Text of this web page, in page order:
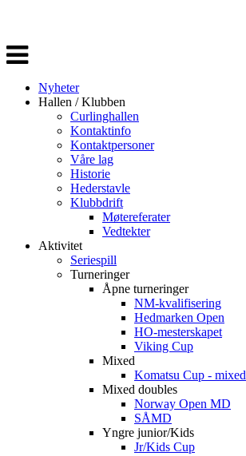
Veksle
navigasjon
Nyheter
Hallen / Klubben
Curlinghallen
Kontaktinfo
Kontaktpersoner
Våre lag
Historie
Hederstavle
Klubbdrift
Møtereferater
Vedtekter
Aktivitet
Seriespill
Turneringer
Åpne turneringer
NM-kvalifisering
Hedmarken Open
HO-mesterskapet
Viking Cup
Mixed
Komatsu Cup - mixed
Mixed doubles
Norway Open MD
SÅMD
Yngre junior/Kids
Jr/Kids Cup